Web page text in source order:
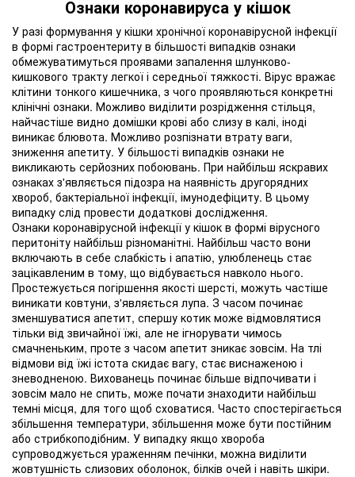
Ознаки коронавируса у кішок
У разі формування у кішки хронічної коронавірусной інфекції
в формі гастроентериту в більшості випадків ознаки
обмежуватимуться проявами запалення шлунково-
кишкового тракту легкої і середньої тяжкості. Вірус вражає
клітини тонкого кишечника, з чого проявляються конкретні
клінічні ознаки. Можливо виділити розрідження стільця,
найчастіше видно домішки крові або слизу в калі, іноді
виникає блювота. Можливо розпізнати втрату ваги,
зниження апетиту. У більшості випадків ознаки не
викликають серйозних побоювань. При найбільш яскравих
ознаках з'являється підозра на наявність другорядних
хвороб, бактеріальної інфекції, імунодефіциту. В цьому
випадку слід провести додаткові дослідження.
Ознаки коронавірусной інфекції у кішок в формі вірусного
перитоніту найбільш різноманітні. Найбільш часто вони
включають в себе слабкість і апатію, улюбленець стає
зацікавленим в тому, що відбувається навколо нього.
Простежується погіршення якості шерсті, можуть частіше
виникати ковтуни, з'являється лупа. З часом починає
зменшуватися апетит, спершу котик може відмовлятися
тільки від звичайної їжі, але не ігнорувати чимось
смачненьким, проте з часом апетит зникає зовсім. На тлі
відмови від їжі істота скидає вагу, стає виснаженою і
зневодненою. Вихованець починає більше відпочивати і
зовсім мало не спить, може почати знаходити найбільш
темні місця, для того щоб сховатися. Часто спостерігається
збільшення температури, збільшення може бути постійним
або стрибкоподібним. У випадку якщо хвороба
супроводжується ураженням печінки, можна виділити
жовтушність слизових оболонок, білків очей і навіть шкіри.